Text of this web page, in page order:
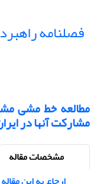
فصلنامه
مطالعه خط‌ مشی
مشارکت آنها در
مشخصات مقاله